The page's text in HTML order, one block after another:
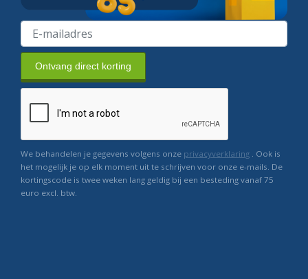
Ontvang direct korting
We behandelen je gegevens volgens onze privacyverklaring . Ook is
het mogelijk je op elk moment uit te schrijven voor onze e-mails. De
kortingscode is twee weken lang geldig bij een besteding vanaf 75
euro excl. btw.